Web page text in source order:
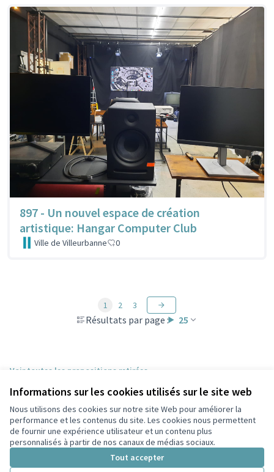
Informations sur les cookies utilisés sur le site web
Nous utilisons des cookies sur notre site Web pour améliorer la
performance et les contenus du site. Les cookies nous permettent
de fournir une expérience utilisateur et un contenu plus
personnalisés à partir de nos canaux de médias sociaux.
Tout accepter
897 - Un nouvel espace de création
artistique: Hangar Computer Club
Ville de Villeurbanne 0
Résultats par page : 25
1 2 3
Voir toutes les propositions retirées
Conditions d'utilisation
Paramètres des cookies
Participez Villeurbanne sur X
(Lien externe)
Participez Villeurbanne sur Facebook
Participez Villeurbanne sur Instagram
Participez Villeurbanne sur YouTube
(Lien externe)